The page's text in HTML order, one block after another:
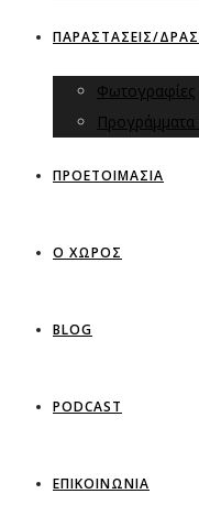
ΠΑΡΑΣΤΑΣΕΙΣ/
Φωτογραφίες
ΠΡΟΕΤΟΙΜΑΣΙΑ
Ο ΧΩΡΟΣ
BLOG
PODCAST
ΕΠΙΚΟΙΝΩΝΙΑ